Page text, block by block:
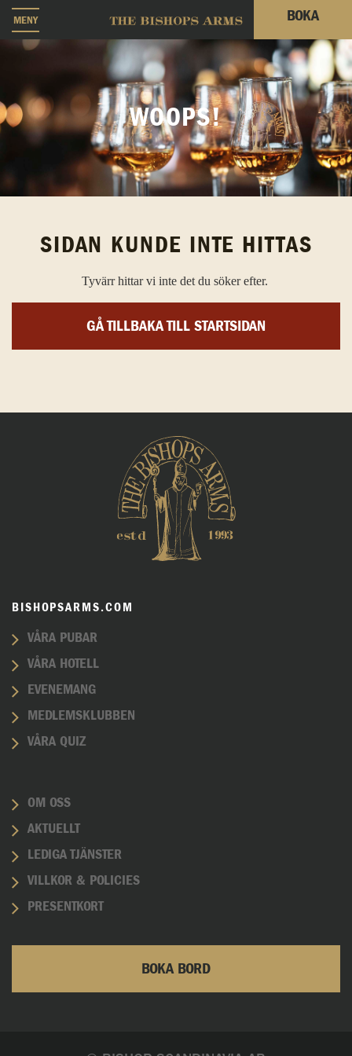
MENY BOKA
WOOPS!
SIDAN KUNDE INTE HITTAS
Tyvärr hittar vi inte det du söker efter.
GÅ TILLBAKA TILL STARTSIDAN
BISHOPSARMS.COM
VÅRA PUBAR
VÅRA HOTELL
EVENEMANG
MEDLEMSKLUBBEN
VÅRA QUIZ
OM OSS
AKTUELLT
LEDIGA TJÄNSTER
VILLKOR & POLICIES
PRESENTKORT
BOKA BORD